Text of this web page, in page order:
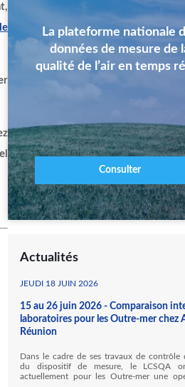
La plateforme nationale
données de mesure de
qualité de l’air en temps
Consulter
Actualités
JEUDI 18 JUIN 2026
15 au 26 juin 2026 - Comparaison
laboratoires pour les Outre-mer chez
Réunion
Dans le cadre de ses travaux de contrôle
du dispositif de mesure, le LCSQA
actuellement pour les Outre-mer une